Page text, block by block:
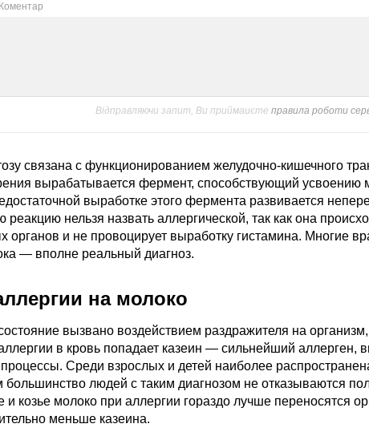
Коментар
Відправляючи запит, Ви приймаиєте правила роботи
связана с функционированием желудочно-кишечного
вырабатывается фермент, способствующий усвоению
выработке этого фермента развивается
нельзя назвать аллергической, так как она
органов и не провоцирует выработку гистамина. Многие
— вполне реальный диагноз.
на молоко
вызвано воздействием раздражителя на
в кровь попадает казеин — сильнейший
Среди взрослых и детей наиболее
большинство людей с таким диагнозом не отказываются
и козье молоко при аллергии гораздо лучше переносятся
меньше казеина.